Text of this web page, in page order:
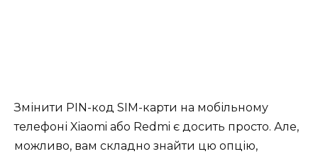
Змінити PIN-код SIM-карти на мобільному
телефоні Xiaomi або Redmi є досить просто. Але,
можливо, вам складно знайти цю опцію,